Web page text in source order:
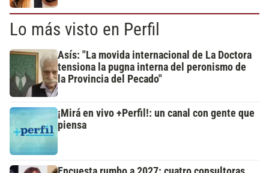
Lo más visto en Perfil
Asís: "La movida internacional de La Doctora
tensiona la pugna interna del peronismo de
la Provincia del Pecado"
¡Mirá en vivo +Perfil!: un canal con gente que
piensa